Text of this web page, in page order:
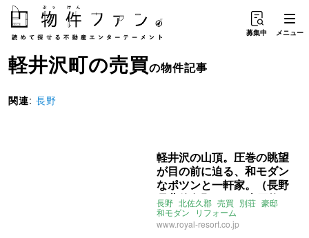
募集中 メニュー
軽井沢町の売買の物件記事
関連: 長野
軽井沢の山頂。圧巻の眺望
が目の前に迫る、和モダン
なポツンと一軒家。（長野
県北佐久郡73㎡の売買物
件）
長野 北佐久郡 売買 別荘 豪邸
和モダン
リフォーム
ライター：くまのなな
軽井沢
軽井沢町 ポツンと一軒家
www.royal-resort.co.jp